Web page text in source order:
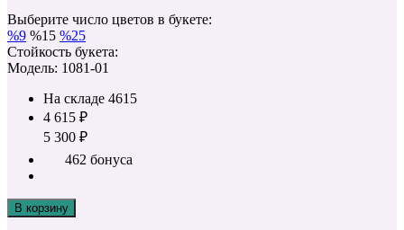
Выберите число цветов в букете:
%9 %15 %25
Стойкость букета:
Модель: 1081-01
На складе 4615
4 615 ₽
5 300 ₽
462 бонуса
В корзину